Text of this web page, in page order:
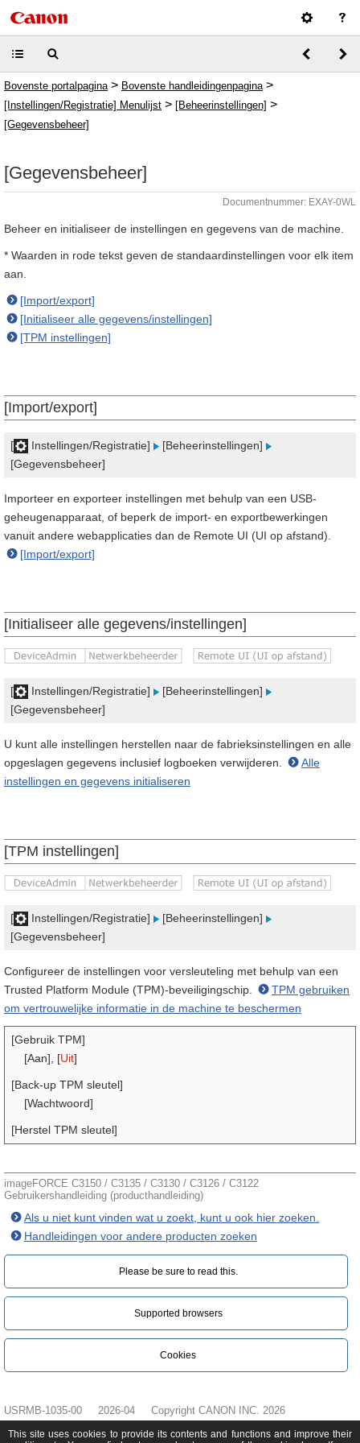
Bovenste portalpagina > Bovenste handleidingenpagina >
[Instellingen/Registratie] Menulijst > [Beheerinstellingen] >
[Gegevensbeheer]
[Gegevensbeheer]
Documentnummer: EXAY-0WL
Beheer en initialiseer de instellingen en gegevens van de machine.
* Waarden in rode tekst geven de standaardinstellingen voor elk item
aan.
[Import/export]
[Initialiseer alle gegevens/instellingen]
[TPM instellingen]
[Import/export]
[ Instellingen/Registratie]
[Beheerinstellingen]
[Gegevensbeheer]
Importeer en exporteer instellingen met behulp van een USB-
geheugenapparaat, of beperk de import- en exportbewerkingen
vanuit andere webapplicaties dan de Remote UI (UI op afstand).
[Import/export]
[Initialiseer alle gegevens/instellingen]
[ Instellingen/Registratie]
[Beheerinstellingen]
[Gegevensbeheer]
U kunt alle instellingen herstellen naar de fabrieksinstellingen en alle
opgeslagen gegevens inclusief logboeken verwijderen.
Alle
instellingen en gegevens initialiseren
[TPM instellingen]
[ Instellingen/Registratie]
[Beheerinstellingen]
[Gegevensbeheer]
Configureer de instellingen voor versleuteling met behulp van een
Trusted Platform Module (TPM)-beveiligingschip.
TPM gebruiken
om vertrouwelijke informatie in de machine te beschermen
[Gebruik TPM]
[Aan], [Uit]
[Back-up TPM sleutel]
[Wachtwoord]
[Herstel TPM sleutel]
imageFORCE C3150 / C3135 / C3130 / C3126 / C3122
Gebruikershandleiding (producthandleiding)
Als u niet kunt vinden wat u zoekt, kunt u ook hier zoeken.
Handleidingen voor andere producten zoeken
Please be sure to read this.‎
Supported browsers
Cookies
USRMB-1035-00 2026-04 Copyright CANON INC. 2026
This site uses cookies to provide its contents and functions and improve their